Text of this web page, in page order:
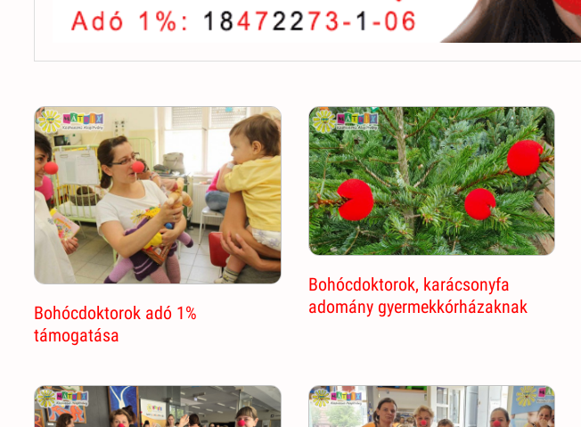
Bohócdoktorok adó 1%
támogatása
Bohócdoktorok, karácsonyfa
adomány gyermekkórházaknak